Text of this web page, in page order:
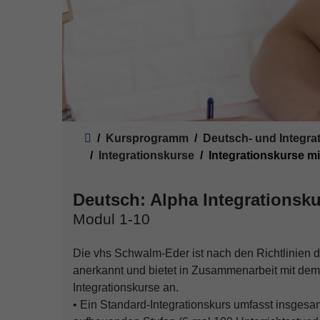
Kursprogramm Deutsch- und
Integrationskurse
Integrationskurse
Deutsch: Alpha
Modul 1-10
Die vhs Schwalm-Eder ist nach den Richtlinien
anerkannt und bietet in Zusammenarbeit mit
Integrationskurse an.
• Ein Standard-Integrationskurs umfasst